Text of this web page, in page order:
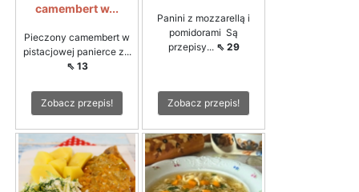
camembert w...
Pieczony camembert w
pistacjowej panierce z...
⇖ 13
Zobacz przepis!
Panini z mozzarellą i
pomidorami Są
przepisy... ⇖ 29
Zobacz przepis!